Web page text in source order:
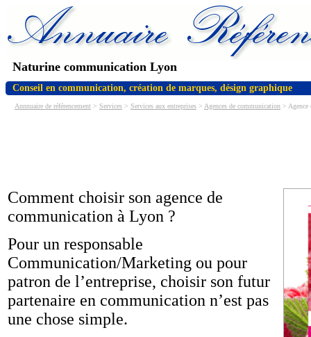
Naturine communication Lyon
Conseil en communication, création de marques, désign graphique
Annnuaire de référencement > Services > Services aux entreprises > Agences de communication >
Comment choisir son agence de
communication à Lyon ?
Pour un responsable
Communication/Marketing ou pour
patron de l’entreprise, choisir son futur
partenaire en communication n’est pas
une chose simple.